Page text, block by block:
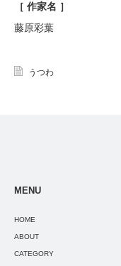
［ 作家名 ］
藤原彩葉
うつわ
MENU
HOME
ABOUT
CATEGORY